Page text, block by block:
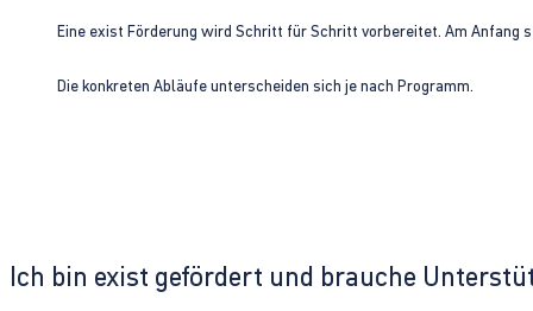
Eine exist Förderung wird Schritt für Schritt vorbereitet. Am Anfang
Die konkreten Abläufe unterscheiden sich je nach Programm.
Ich bin exist gefördert und brauche